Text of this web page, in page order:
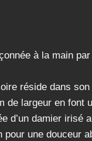
à la main
réside dans
de largeur en
d’un damier
une douceur